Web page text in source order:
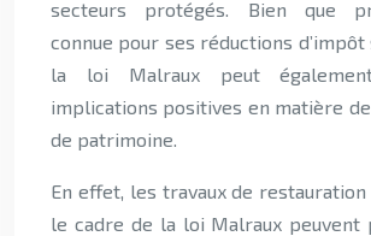
secteurs protégés. Bien que
connue pour ses réductions d’impôt
la loi Malraux peut
implications positives en matière
de patrimoine.
En effet, les travaux de
le cadre de la loi Malraux peuvent